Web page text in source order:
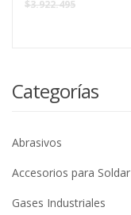
$3.922.495
Categorías
Abrasivos
Accesorios para Soldar
Gases Industriales